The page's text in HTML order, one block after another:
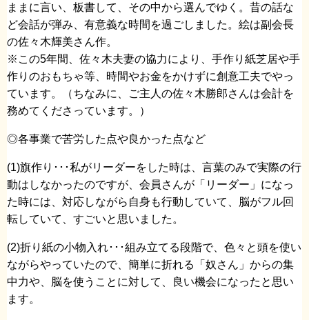
ままに言い、板書して、その中から選んでゆく。昔の話な
ど会話が弾み、有意義な時間を過ごしました。絵は副会長
の佐々木輝美さん作。
※この5年間、佐々木夫妻の協力により、手作り紙芝居や手
作りのおもちゃ等、時間やお金をかけずに創意工夫でやっ
ています。（ちなみに、ご主人の佐々木勝郎さんは会計を
務めてくださっています。）
◎各事業で苦労した点や良かった点など
(1)旗作り･･･私がリーダーをした時は、言葉のみで実際の行
動はしなかったのですが、会員さんが「リーダー」になっ
た時には、対応しながら自身も行動していて、脳がフル回
転していて、すごいと思いました。
(2)折り紙の小物入れ･･･組み立てる段階で、色々と頭を使い
ながらやっていたので、簡単に折れる「奴さん」からの集
中力や、脳を使うことに対して、良い機会になったと思い
ます。